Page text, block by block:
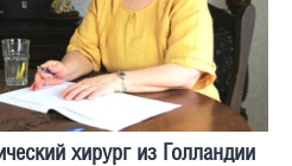
хирург из Голландии